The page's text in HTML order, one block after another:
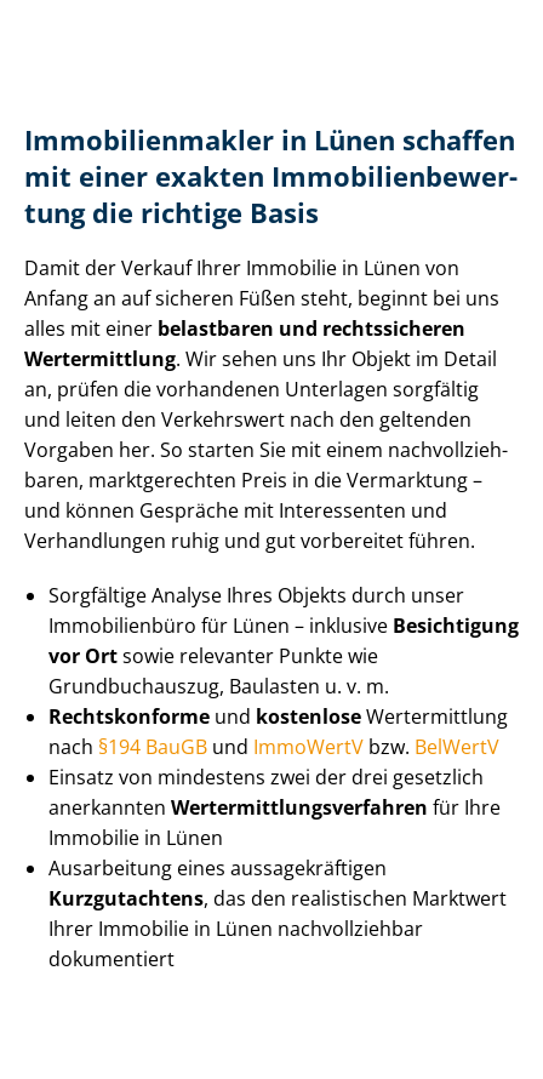
Im­mo­bi­li­en­mak­ler in Lünen schaffen
mit einer exakten Im­mo­bi­li­en­be­wer­
tung die richtige Basis
Damit der Verkauf Ihrer Immobilie in Lünen von
Anfang an auf sicheren Füßen steht, beginnt bei uns
alles mit einer belastbaren und rechtssicheren
Wertermittlung. Wir sehen uns Ihr Objekt im Detail
an, prüfen die vorhandenen Unterlagen sorgfältig
und leiten den Verkehrswert nach den geltenden
Vorgaben her. So starten Sie mit einem nach­voll­zieh­
ba­ren, marktgerechten Preis in die Vermarktung –
und können Gespräche mit Interessenten und
Verhandlungen ruhig und gut vorbereitet führen.
Sorgfältige Analyse Ihres Objekts durch unser
Immobilienbüro für Lünen – inklusive Besichtigung
vor Ortsowie relevanter Punkte wie
Grundbuchauszug, Baulasten u. v. m.
Rechtskonforme und kostenloseWertermittlung
nach §194 BauGB und ImmoWertV bzw. BelWertV
Einsatz von mindestens zwei der drei gesetzlich
anerkannten Wert­ermitt­lungs­ver­fah­ren für Ihre
Immobilie in Lünen
Ausarbeitung eines aus­sa­ge­kräf­ti­gen
Kurzgutachtens, das den realistischen Marktwert
Ihrer Immobilie in Lünen nachvollziehbar
dokumentiert